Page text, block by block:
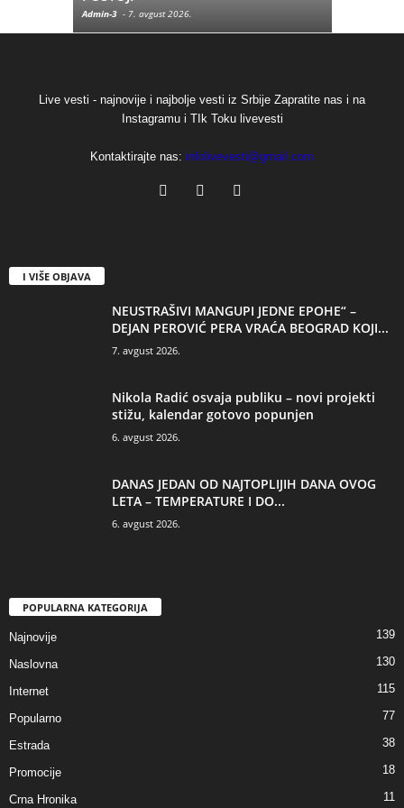
Admin-3 - 7. avgust 2026.
Live vesti - najnovije i najbolje vesti iz Srbije Zapratite nas i na
Instagramu i TIk Toku livevesti
Kontaktirajte nas: infolivevesti@gmail.com
I VIŠE OBJAVA
NEUSTRAŠIVI MANGUPI JEDNE EPOHE“ –
DEJAN PEROVIĆ PERA VRAĆA BEOGRAD KOJI...
7. avgust 2026.
Nikola Radić osvaja publiku – novi projekti
stižu, kalendar gotovo popunjen
6. avgust 2026.
DANAS JEDAN OD NAJTOPLIJIH DANA OVOG
LETA – TEMPERATURE I DO...
6. avgust 2026.
POPULARNA KATEGORIJA
Najnovije 139
Naslovna 130
Internet 115
Popularno 77
Estrada 38
Promocije 18
Crna Hronika 11